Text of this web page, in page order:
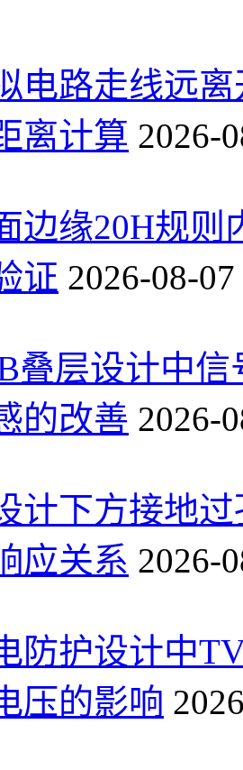
电路走线远
离计算 2026-
边缘20H规
证 2026-08-
叠层设计中
的改善 2026-
计下方接地
应关系 2026-
防护设计中
压的影响